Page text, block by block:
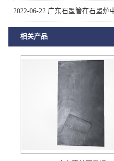
2022-06-22 广东石墨管在石墨炉
相关产品